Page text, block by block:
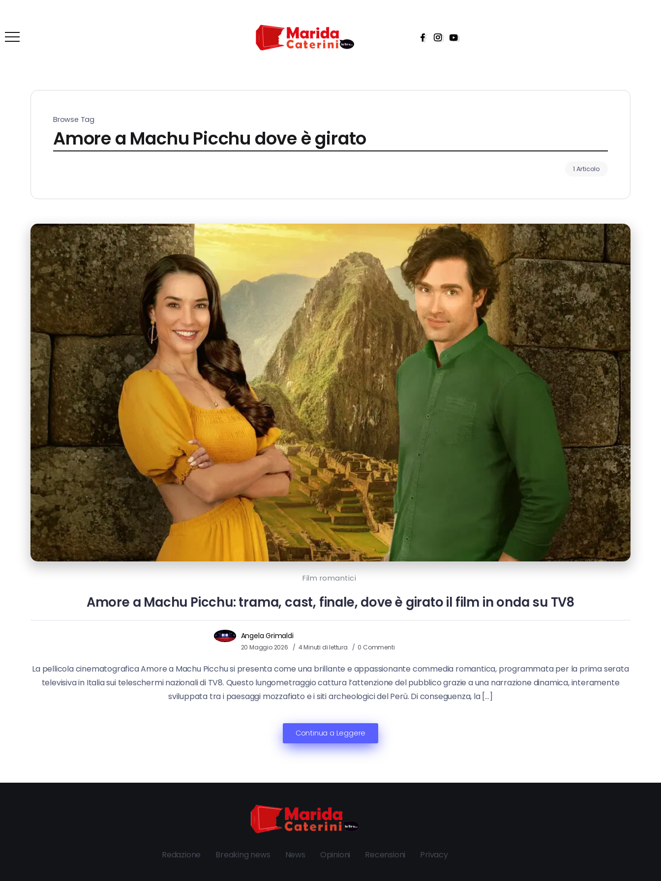
Browse Tag
Amore a Machu Picchu dove è girato
1 Articolo
Film romantici
Amore a Machu Picchu: trama, cast, finale, dove è girato il film in onda su TV8
Angela Grimaldi
20 Maggio 2026 4 Minuti di lettura 0 Commenti
La pellicola cinematografica Amore a Machu Picchu si presenta come una brillante e appassionante commedia romantica, programmata per la prima serata
televisiva in Italia sui teleschermi nazionali di TV8. Questo lungometraggio cattura l’attenzione del pubblico grazie a una narrazione dinamica, interamente
sviluppata tra i paesaggi mozzafiato e i siti archeologici del Perù. Di conseguenza, la […]
Continua a Leggere
Redazione Breaking news News Opinioni Recensioni Privacy